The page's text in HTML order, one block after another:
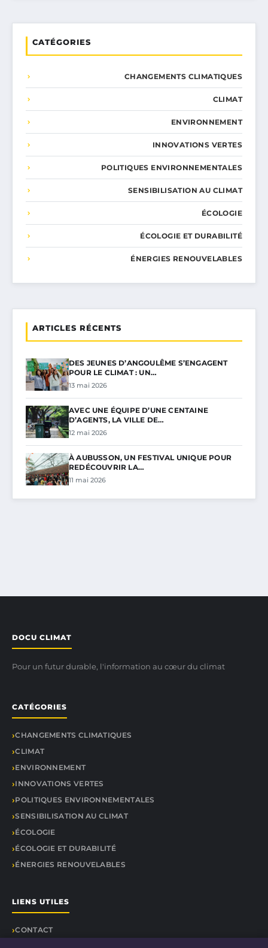
CATÉGORIES
CHANGEMENTS CLIMATIQUES
CLIMAT
ENVIRONNEMENT
INNOVATIONS VERTES
POLITIQUES ENVIRONNEMENTALES
SENSIBILISATION AU CLIMAT
ÉCOLOGIE
ÉCOLOGIE ET DURABILITÉ
ÉNERGIES RENOUVELABLES
ARTICLES RÉCENTS
DES JEUNES D’ANGOULÊME S’ENGAGENT
POUR LE CLIMAT : UN…
13 mai 2026
AVEC UNE ÉQUIPE D’UNE CENTAINE
D’AGENTS, LA VILLE DE…
12 mai 2026
À AUBUSSON, UN FESTIVAL UNIQUE POUR
REDÉCOUVRIR LA…
11 mai 2026
DOCU CLIMAT
Pour un futur durable, l'information au cœur du climat
CATÉGORIES
CHANGEMENTS CLIMATIQUES
CLIMAT
ENVIRONNEMENT
INNOVATIONS VERTES
POLITIQUES ENVIRONNEMENTALES
SENSIBILISATION AU CLIMAT
ÉCOLOGIE
ÉCOLOGIE ET DURABILITÉ
ÉNERGIES RENOUVELABLES
LIENS UTILES
CONTACT